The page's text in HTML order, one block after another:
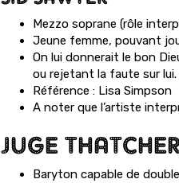
Mezzo soprane (rôle
Jeune femme, pouvant
On lui donnerait le bon
ou rejetant la faute sur lui.
Référence : Lisa Simpson
A noter que l’artiste
JUGE
Baryton capable de